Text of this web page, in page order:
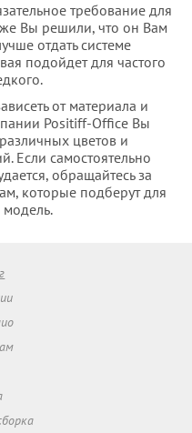
требование для
Вы решили, что он Вам
отдать системе
подойдет для частого
от материала и
Positiff-Office Вы
цветов и
Если самостоятельно
обращайтесь за
которые подберут для